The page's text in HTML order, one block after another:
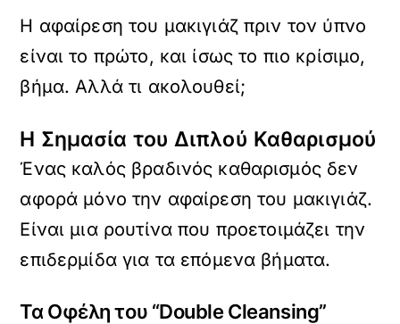
Η αφαίρεση του μακιγιάζ πριν τον ύπνο
είναι το πρώτο, και ίσως το πιο κρίσιμο,
βήμα. Αλλά τι ακολουθεί;
Η Σημασία του Διπλού Καθαρισμού
Ένας καλός βραδινός καθαρισμός δεν
αφορά μόνο την αφαίρεση του μακιγιάζ.
Είναι μια ρουτίνα που προετοιμάζει την
επιδερμίδα για τα επόμενα βήματα.
Τα Οφέλη του “Double Cleansing”